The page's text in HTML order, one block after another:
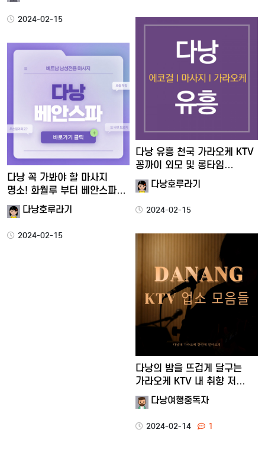
2024-02-15
다낭 유흥 천국 가라오케 KTV
꽁까이 외모 및 롱타임…
다낭호루라기
2024-02-15
다낭 꼭 가봐야 할 마사지
명소! 화월루 부터 베안스파…
다낭호루라기
2024-02-15
다낭의 밤을 뜨겁게 달구는
가라오케 KTV 내 취향 저…
다낭여행중독자
2024-02-14 1